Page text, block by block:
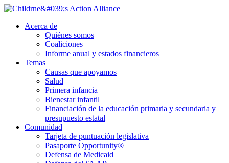
Ir
contenidoAcerca de
Quiénes somos
Coaliciones
Informe anual y estados financieros
Temas
Causas que apoyamos
Salud
Primera infancia
Bienestar infantil
Financiación de la educación primaria y secundaria y
presupuesto estatal
Comunidad
Tarjeta de puntuación legislativa
Pasaporte Opportunity®
Defensa de Medicaid